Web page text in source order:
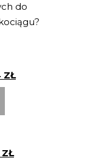
do
ZŁ
ZŁ